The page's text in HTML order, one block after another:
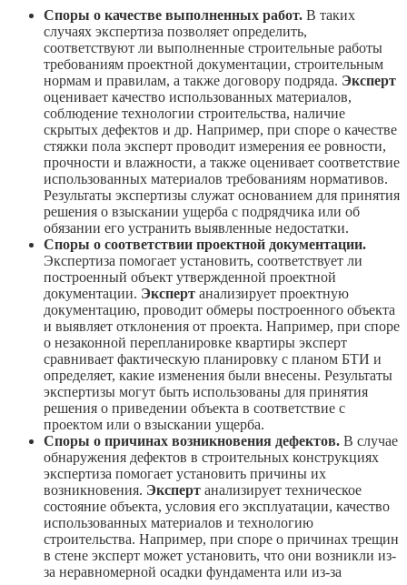
Споры о качестве выполненных работ. В таких
случаях экспертиза позволяет определить,
соответствуют ли выполненные строительные работы
требованиям проектной документации, строительным
нормам и правилам, а также договору подряда. Эксперт
оценивает качество использованных материалов,
соблюдение технологии строительства, наличие
скрытых дефектов и др. Например, при споре о качестве
стяжки пола эксперт проводит измерения ее ровности,
прочности и влажности, а также оценивает соответствие
использованных материалов требованиям нормативов.
Результаты экспертизы служат основанием для принятия
решения о взыскании ущерба с подрядчика или об
обязании его устранить выявленные недостатки.
Споры о соответствии проектной документации.
Экспертиза помогает установить, соответствует ли
построенный объект утвержденной проектной
документации. Эксперт анализирует проектную
документацию, проводит обмеры построенного объекта
и выявляет отклонения от проекта. Например, при споре
о незаконной перепланировке квартиры эксперт
сравнивает фактическую планировку с планом БТИ и
определяет, какие изменения были внесены. Результаты
экспертизы могут быть использованы для принятия
решения о приведении объекта в соответствие с
проектом или о взыскании ущерба.
Споры о причинах возникновения дефектов. В случае
обнаружения дефектов в строительных конструкциях
экспертиза помогает установить причины их
возникновения. Эксперт анализирует техническое
состояние объекта, условия его эксплуатации, качество
использованных материалов и технологию
строительства. Например, при споре о причинах трещин
в стене эксперт может установить, что они возникли из-
за неравномерной осадки фундамента или из-за